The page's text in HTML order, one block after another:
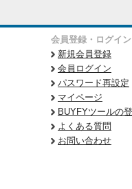
会員登録・ログイン
新規会員登録
会員ログイン
パスワード再設定
マイページ
BUYFYツールの
よくある質問
お問い合わせ